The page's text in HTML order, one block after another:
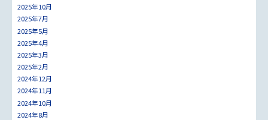
2025年10月
2025年7月
2025年5月
2025年4月
2025年3月
2025年2月
2024年12月
2024年11月
2024年10月
2024年8月